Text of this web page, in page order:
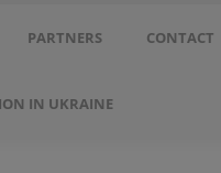
PARTNERS CONTACT
IN UKRAINE